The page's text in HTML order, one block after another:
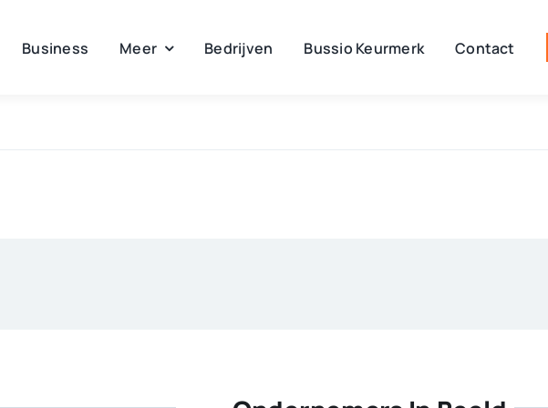
Business Meer Bedrijven Bussio Keurmerk Contact